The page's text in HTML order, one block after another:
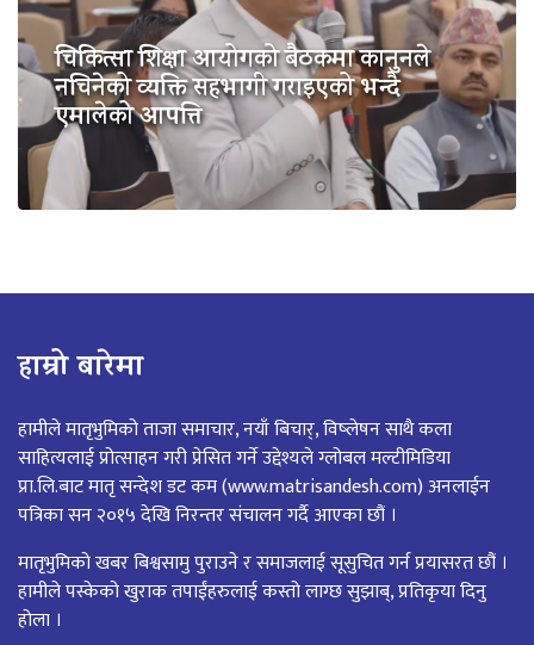
चिकित्सा शिक्षा आयोगको बैठकमा कानुनले
नचिनेको व्यक्ति सहभागी गराइएको भन्दै
एमालेको आपत्ति
हाम्रो बारेमा
हामीले मातृभुमिको ताजा समाचार, नयाँ बिचार्, विष्लेषन साथै कला
साहित्यलाई प्रोत्साहन गरी प्रेसित गर्ने उद्देश्यले ग्लोबल मल्टीमिडिया
प्रा.लि.बाट मातृ सन्देश डट कम (www.matrisandesh.com) अनलाईन
पत्रिका सन २०१५ देखि निरन्तर संचालन गर्दै आएका छौं ।
मातृभुमिको खबर बिश्वसामु पुराउने र समाजलाई सूसुचित गर्न प्रयासरत छौं ।
हामीले पस्केको खुराक तपाईंहरुलाई कस्तो लाग्छ सुझाब्, प्रतिकृया दिनु
होला ।